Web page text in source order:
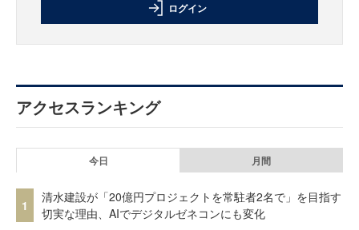
ログイン
アクセスランキング
今日 月間
1
清水建設が「20億円プロジェクトを常駐者2名で」を目指す
切実な理由、AIでデジタルゼネコンにも変化